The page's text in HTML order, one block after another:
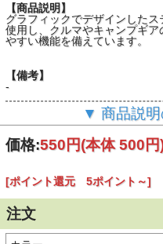
【商品説明】
グラフィックでデザインした
使用し、クルマやキャンプギ
やすい機能を備えています。
【備考】
-
※撮影時の環境やご使用のPC
※当店取扱い商品は一部店頭在
生し、やむをえずご注文をキャ
す。完売や欠品の場合は大変ご
うえ注文いただきますようお願
▼ 商品説
価格:550円(本体 500円
[ポイント還元 5ポイント～]
注文